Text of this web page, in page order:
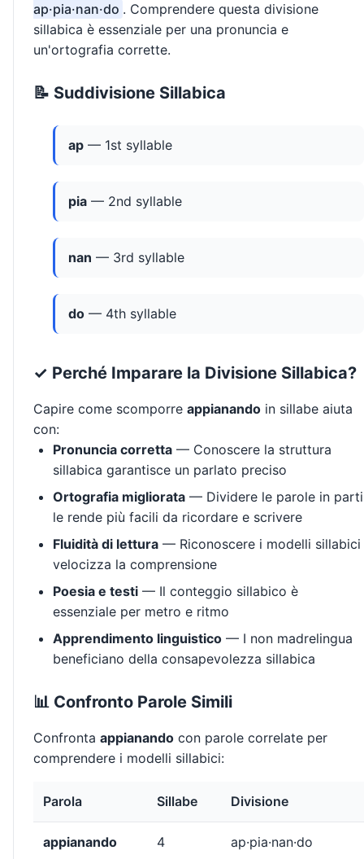
ap·pia·nan·do . Comprendere questa divisione
sillabica è essenziale per una pronuncia e
un'ortografia corrette.
📝 Suddivisione Sillabica
ap — 1st syllable
pia — 2nd syllable
nan — 3rd syllable
do — 4th syllable
✓ Perché Imparare la Divisione Sillabica?
Capire come scomporre appianando in sillabe aiuta
con:
Pronuncia corretta — Conoscere la struttura
sillabica garantisce un parlato preciso
Ortografia migliorata — Dividere le parole in parti
le rende più facili da ricordare e scrivere
Fluidità di lettura — Riconoscere i modelli sillabici
velocizza la comprensione
Poesia e testi — Il conteggio sillabico è
essenziale per metro e ritmo
Apprendimento linguistico — I non madrelingua
beneficiano della consapevolezza sillabica
📊 Confronto Parole Simili
Confronta appianando con parole correlate per
comprendere i modelli sillabici:
Parola Sillabe Divisione
appianando 4 ap·pia·nan·do